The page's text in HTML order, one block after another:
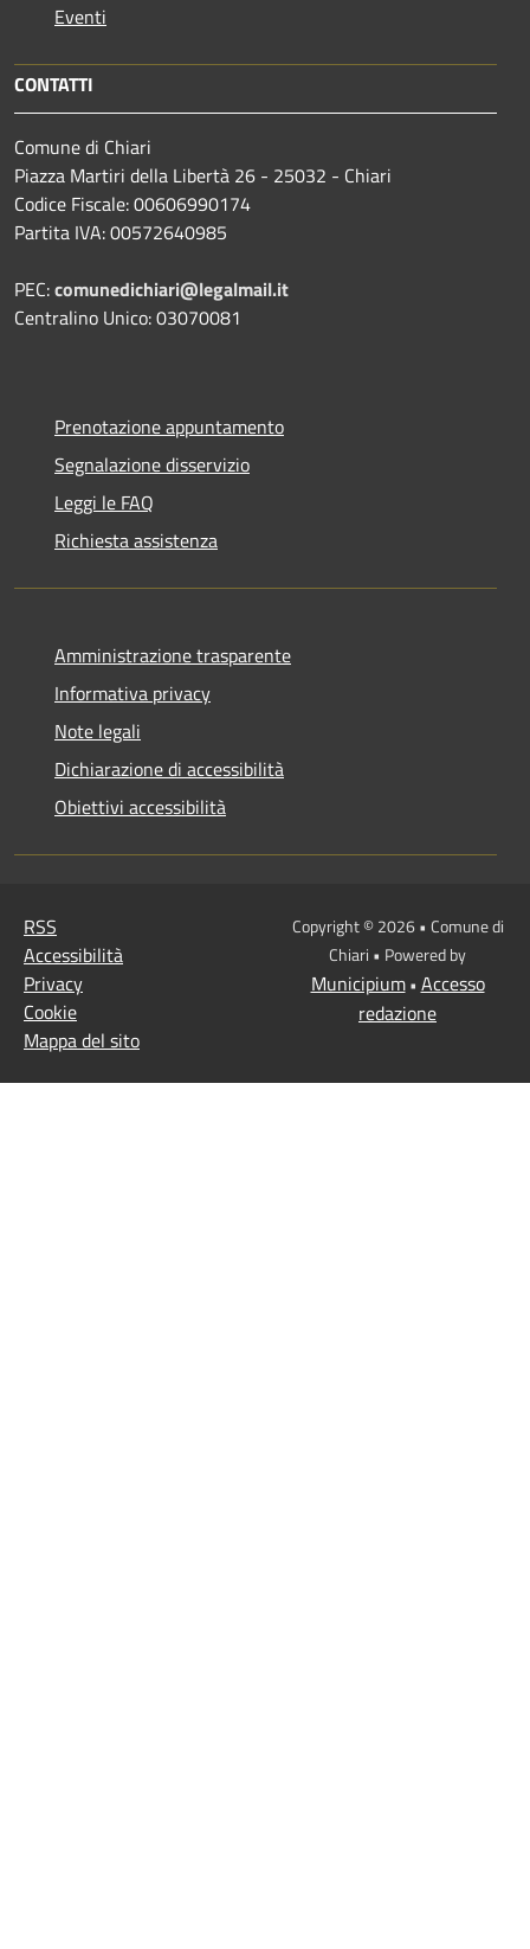
Eventi
CONTATTI
Comune di Chiari
Piazza Martiri della Libertà 26 - 25032 - Chiari
Codice Fiscale: 00606990174
Partita IVA: 00572640985
PEC:comunedichiari@legalmail.it
Centralino Unico: 03070081
Prenotazione appuntamento
Segnalazione disservizio
Leggi le FAQ
Richiesta assistenza
Amministrazione trasparente
Informativa privacy
Note legali
Dichiarazione di accessibilità
Obiettivi accessibilità
RSS
Accessibilità
Privacy
Cookie
Mappa del sito
Copyright © 2026 • Comune di
Chiari • Powered by
Municipium• Accesso
redazione